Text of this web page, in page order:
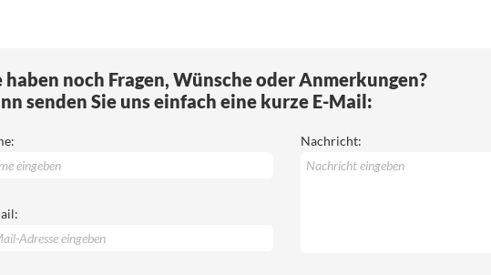
haben noch Fragen, Wünsche oder Anmerkungen?
senden Sie uns einfach eine kurze E-Mail:
Nachricht: